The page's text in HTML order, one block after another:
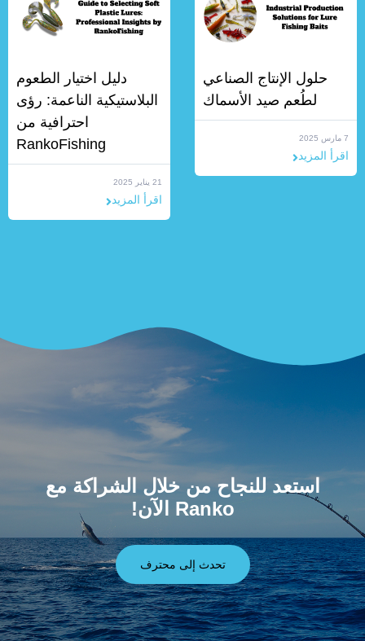
حلول الإنتاج الصناعي
لطُعم صيد الأسماك
7 مارس 2025
اقرأ المزيد
دليل اختيار الطعوم
البلاستيكية الناعمة: رؤى
احترافية من
RankoFishing
21 يناير 2025
اقرأ المزيد
استعد للنجاح من خلال الشراكة مع
Ranko الآن!
تحدث إلى محترف